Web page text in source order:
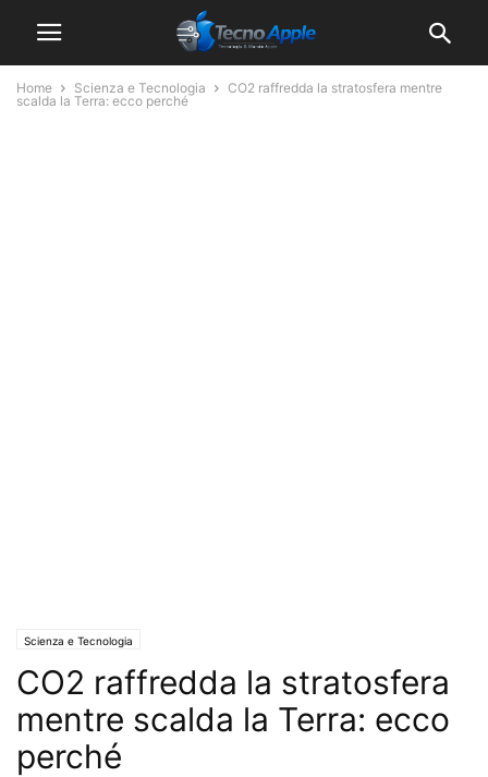
Home Scienza e Tecnologia
CO2 raffredda la stratosfera mentre
scalda la Terra: ecco perché
Scienza e Tecnologia
CO2 raffredda la stratosfera
mentre scalda la Terra: ecco
perché